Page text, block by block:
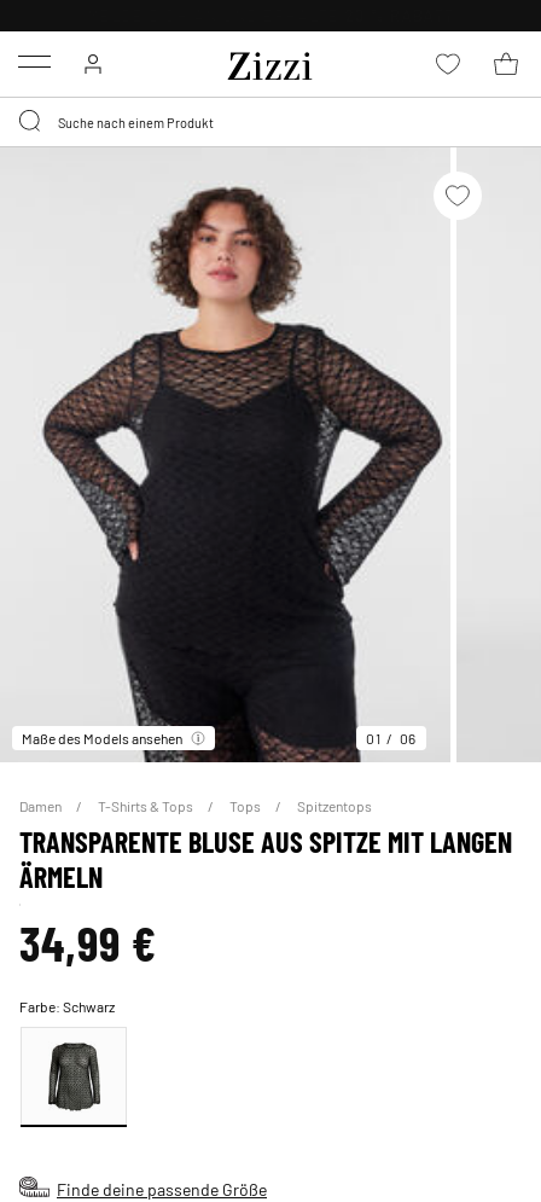
Menu
Maße des Models ansehen 01 06
Damen T-Shirts & Tops Tops Spitzentops
TRANSPARENTE BLUSE AUS SPITZE MIT LANGEN
ÄRMELN
34,99 €
Farbe:Schwarz
Finde deine passende Größe